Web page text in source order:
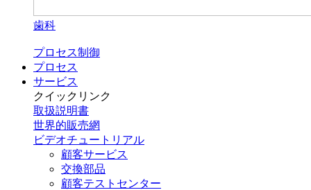
歯科
プロセス制御
プロセス
サービス
クイックリンク
取扱説明書
世界的販売網
ビデオチュートリアル
顧客サービス
交換部品
顧客テストセンター